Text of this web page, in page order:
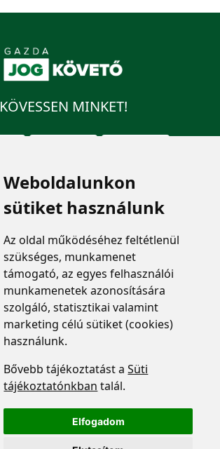
Weboldalunkon
sütiket használunk
Az oldal működéséhez feltétlenül
szükséges, munkamenet
támogató, az egyes felhasználói
munkamenetek azonosítására
szolgáló, statisztikai valamint
marketing célú sütiket (cookies)
használunk.
Bővebb tájékoztatást aSüti
tájékoztatónkban talál.
Elfogadom
KÖVESSEN MINKET!
ELÉRHETŐSÉGEK
+36 1 880 7600
info@mprx.hu
ÁSZF Impresszum Kapcsolat